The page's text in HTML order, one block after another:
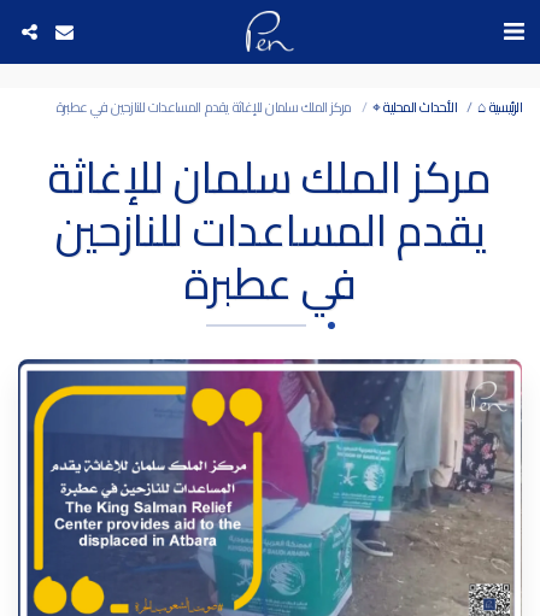
الرئيسية ⌂ الأحداث المحلية ⌖ مركز الملك سلمان للإغاثة يقدم المساعدات للنازحين في عطبرة
مركز الملك سلمان للإغاثة
يقدم المساعدات للنازحين
في عطبرة